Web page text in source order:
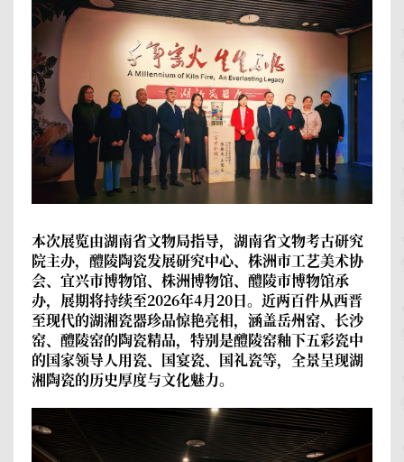
本次展览由湖南省文物局指导，湖南省文物考古研究
院主办，醴陵陶瓷发展研究中心、株洲市工艺美术协
会、宜兴市博物馆、株洲博物馆、醴陵市博物馆承
办，展期将持续至2026年4月20日。近两百件从西晋
至现代的湖湘瓷器珍品惊艳亮相，涵盖岳州窑、长沙
窑、醴陵窑的陶瓷精品，特别是醴陵窑釉下五彩瓷中
的国家领导人用瓷、国宴瓷、国礼瓷等，全景呈现湖
湘陶瓷的历史厚度与文化魅力。